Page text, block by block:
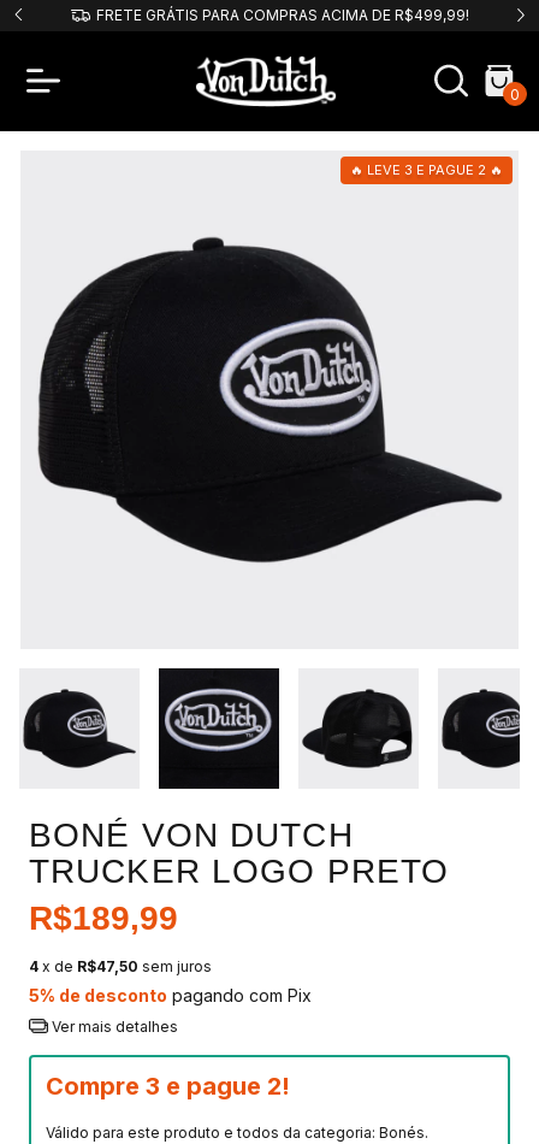
FRETE GRÁTIS PARA COMPRAS ACIMA DE R$499,99!
0
🔥 LEVE 3 E PAGUE 2 🔥
BONÉ VON DUTCH
TRUCKER LOGO PRETO
R$189,99
4 x de R$47,50 sem juros
5% de desconto pagando com Pix
Ver mais detalhes
Compre 3 e pague 2!
Válido para este produto e todos da categoria: Bonés.